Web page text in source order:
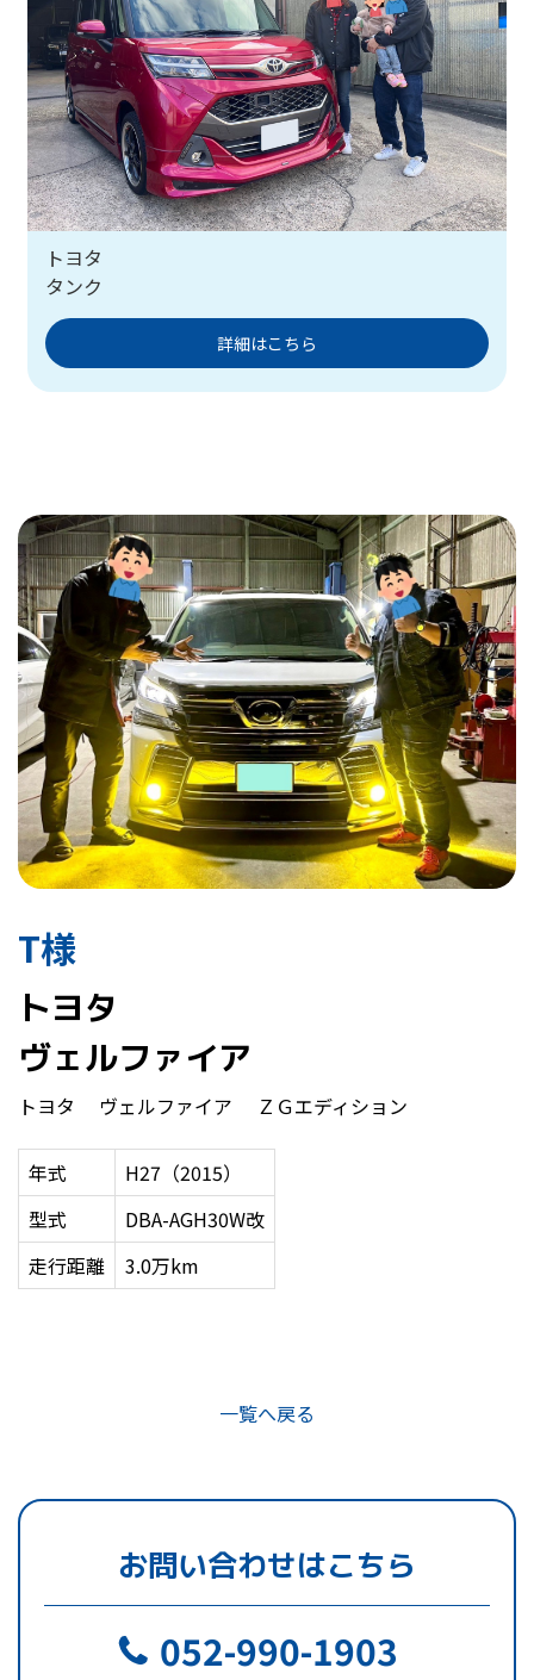
トヨタ
タンク
詳細はこちら
T様
トヨタ
ヴェルファイア
トヨタ ヴェルファイア ＺＧエディション
年式
H27（2015）
型式
DBA-AGH30W改
走行距離
3.0万km
一覧へ戻る
お問い合わせはこちら
052-990-1903